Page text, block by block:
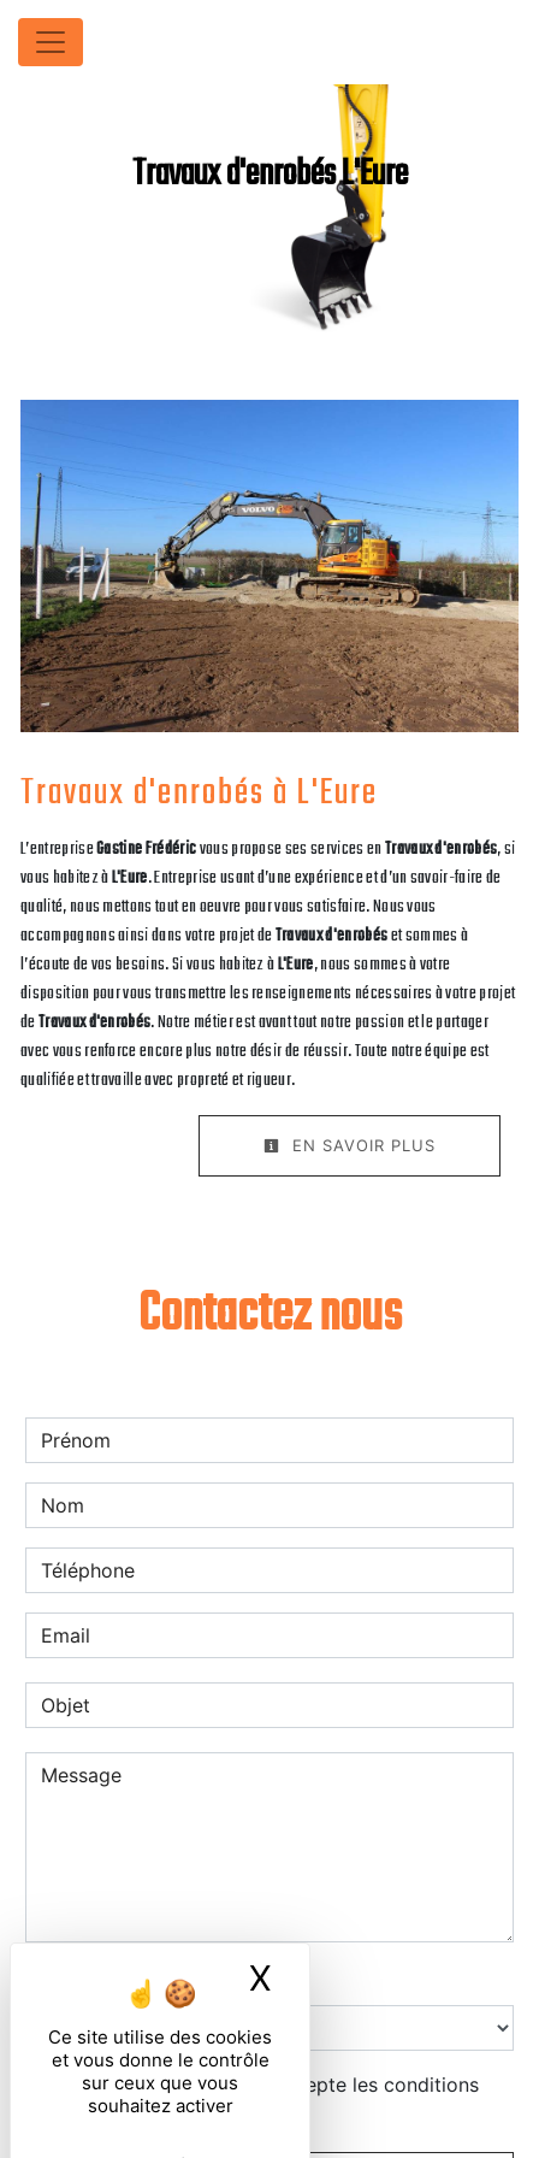
Panneau de gestion des cookies
Ce site utilise des cookies
et vous donne le contrôle
sur ceux que vous
souhaitez activer
X
Travaux d'enrobés L'Eure
Travaux d'enrobés à L'Eure
L’entrepriseGastine Frédéricvous propose ses services enTravaux d'enrobés, si
vous habitez àL'Eure. Entreprise usant d’une expérience et d’un savoir-faire de
qualité, nous mettons tout en oeuvre pour vous satisfaire. Nous vous
accompagnons ainsi dans votre projet deTravaux d'enrobéset sommes à
l’écoute de vos besoins. Si vous habitez àL'Eure, nous sommes à votre
disposition pour vous transmettre les renseignements nécessaires à votre projet
deTravaux d'enrobés. Notre métier est avant tout notre passion et le partager
avec vous renforce encore plus notre désir de réussir. Toute notre équipe est
qualifiée et travaille avec propreté et rigueur.
EN SAVOIR PLUS
Contactez nous
Combien font six plus neuf
En cochant cette case, j'accepte les conditions
particulières ci-dessous **